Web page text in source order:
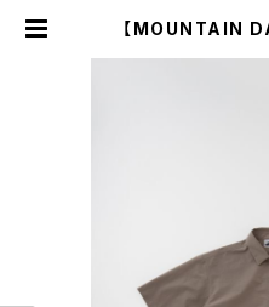
【MOUNTAIN